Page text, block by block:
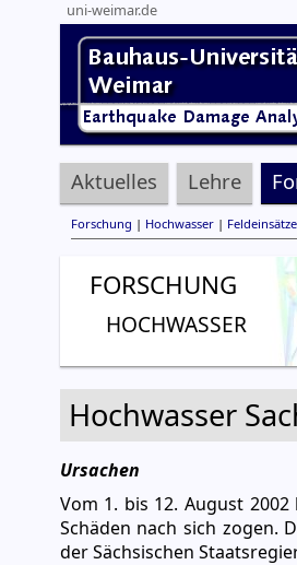
uni-weimar.de
Aktuelles Lehre
Forschung | Hochwasser| Feldeinsätze
FORSCHUNG
HOCHWASSER
Hochwasser
Ursachen
Vom 1. bis 12. August
Schäden nach sich zogen.
der Sächsischen